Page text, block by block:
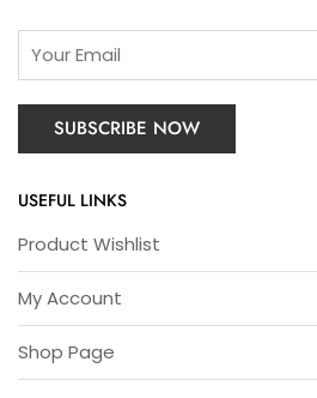
USEFUL LINKS
Product Wishlist
My Account
Shop Page